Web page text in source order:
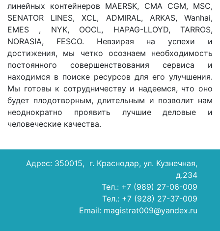
линейных контейнеров MAERSK, CMA CGM, MSC,
SENATOR LINES, XCL, ADMIRAL, ARKAS, Wanhai,
EMES , NYK, OOCL, HAPAG-LLOYD, TARROS,
NORASIA, FESCO. Невзирая на успехи и
достижения, мы четко осознаем необходимость
постоянного совершенствования сервиса и
находимся в поиске ресурсов для его улучшения.
Мы готовы к сотрудничеству и надеемся, что оно
будет плодотворным, длительным и позволит нам
неоднократно проявить лучшие деловые и
человеческие качества.
Адрес: 350015, г. Краснодар, ул. Кузнечная,
д.234
Тел.: +7 (989) 27-06-009
Тел.: +7 (928) 27-37-009
Email: magistrat009@yandex.ru